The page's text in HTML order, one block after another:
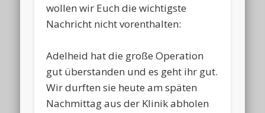
wollen wir Euch die wichtigste
Nachricht nicht vorenthalten:
Adelheid hat die große Operation
gut überstanden und es geht ihr gut.
Wir durften sie heute am späten
Nachmittag aus der Klinik abholen